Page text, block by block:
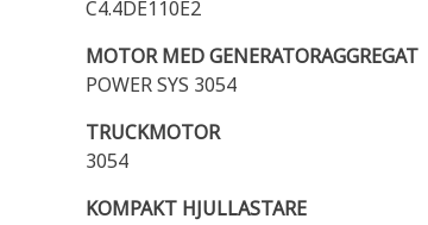
C4.4DE110E2
MOTOR MED GENERATORAGGREGAT
POWER SYS 3054
TRUCKMOTOR
3054
KOMPAKT HJULLASTARE